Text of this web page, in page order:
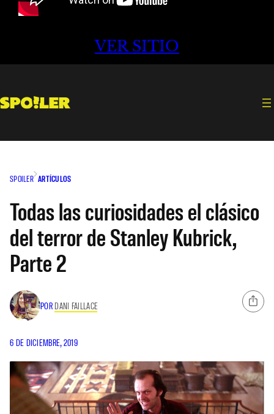
VER SITIO
SPOILER ARTÍCULOS
Todas las curiosidades el clásico
del terror de Stanley Kubrick,
Parte 2
POR DANI FAILLACE
6 DE DICIEMBRE, 2019